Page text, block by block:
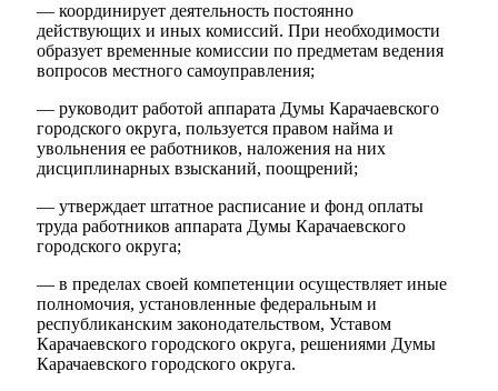
— координирует деятельность постоянно
действующих и иных комиссий. При необходимости
образует временные комиссии по предметам ведения
вопросов местного самоуправления;
— руководит работой аппарата Думы Карачаевского
городского округа, пользуется правом найма и
увольнения ее работников, наложения на них
дисциплинарных взысканий, поощрений;
— утверждает штатное расписание и фонд оплаты
труда работников аппарата Думы Карачаевского
городского округа;
— в пределах своей компетенции осуществляет иные
полномочия, установленные федеральным и
республиканским законодательством, Уставом
Карачаевского городского округа, решениями Думы
Карачаевского городского округа.
Социальные
видеоролики
Веб